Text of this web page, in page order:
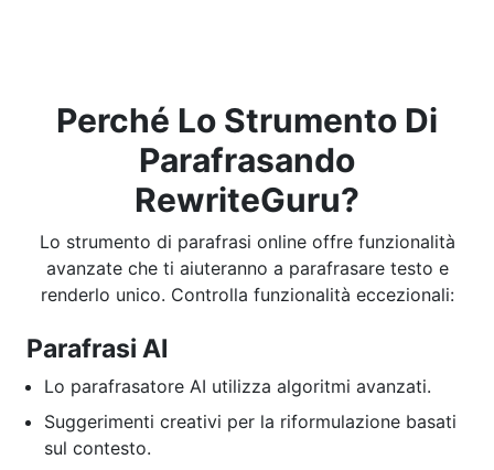
Perché Lo Strumento Di
Parafrasando
RewriteGuru?
Lo strumento di parafrasi online offre funzionalità
avanzate che ti aiuteranno a parafrasare testo e
renderlo unico. Controlla funzionalità eccezionali:
Parafrasi AI
Lo parafrasatore AI utilizza algoritmi avanzati.
Suggerimenti creativi per la riformulazione basati
sul contesto.